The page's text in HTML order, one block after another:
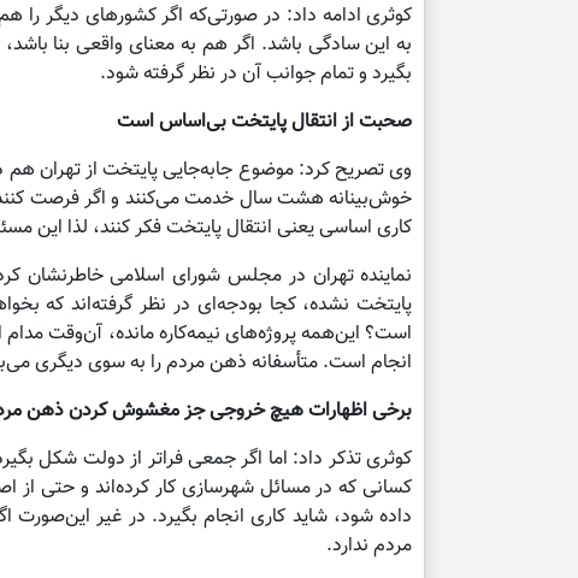
کوثری ادامه داد: در صورتی‌که اگر کشورهای دیگر را
به این سادگی باشد. اگر هم به معنای واقعی بنا
بگیرد و تمام جوانب آن در نظر گرفته شود.
صحبت از انتقال پایتخت بی‌اساس است
وی تصریح کرد: موضوع جابه‌جایی پایتخت از تهران هم
خوش‌بینانه هشت سال خدمت می‌کنند و اگر فرصت کنند
کاری اساسی یعنی انتقال پایتخت فکر کنند، لذا این
نماینده تهران در مجلس شورای اسلامی خاطرنشان
پایتخت نشده، کجا بودجه‌ای در نظر گرفته‌اند که
است؟ این‌همه پروژه‌های نیمه‌کاره مانده، آن‌وقت
انجام است. متأسفانه ذهن مردم را به سوی دیگری
برخی اظهارات هیچ خروجی جز مغشوش کردن ذهن
کوثری تذکر داد: اما اگر جمعی فراتر از دولت شکل
کسانی که در مسائل شهرسازی کار کرده‌اند و حتی از
داده شود، شاید کاری انجام بگیرد. در غیر
مردم ندارد.